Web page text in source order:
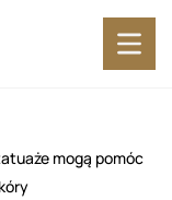
mogą pomóc